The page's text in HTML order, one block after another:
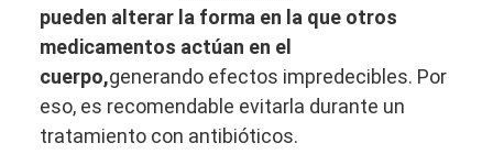
pueden alterar la forma en la que otros
medicamentos actúan en el
cuerpo,generando efectos impredecibles. Por
eso, es recomendable evitarla durante un
tratamiento con antibióticos.